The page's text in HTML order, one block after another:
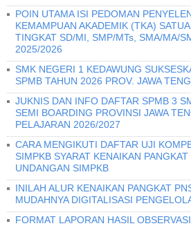
POIN UTAMA ISI PEDOMAN
KEMAMPUAN AKADEMIK (TKA)
TINGKAT SD/MI, SMP/MTs, SMA/MA/
2025/2026
SMK NEGERI 1 KEDAWUNG
SPMB TAHUN 2026 PROV. JAWA
JUKNIS DAN INFO DAFTAR SPMB 3
SEMI BOARDING PROVINSI JAWA
PELAJARAN 2026/2027
CARA MENGIKUTI DAFTAR UJI
SIMPKB SYARAT KENAIKAN
UNDANGAN SIMPKB
INILAH ALUR KENAIKAN PANGKAT
MUDAHNYA DIGITALISASI
FORMAT LAPORAN HASIL